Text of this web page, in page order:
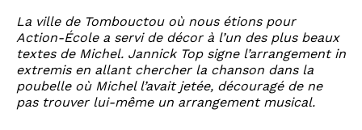
La ville de Tombouctou où nous étions pour
Action-École a servi de décor à l’un des plus beaux
textes de Michel. Jannick Top signe l’arrangement in
extremis en allant chercher la chanson dans la
poubelle où Michel l’avait jetée, découragé de ne
pas trouver lui-même un arrangement musical.